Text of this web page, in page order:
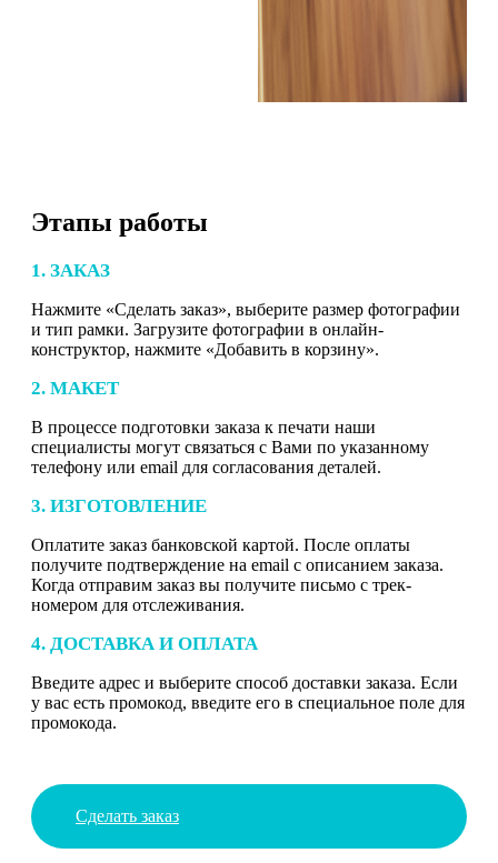
Этапы работы
1. ЗАКАЗ
Нажмите «Сделать заказ», выберите размер фотографии
и тип рамки. Загрузите фотографии в онлайн-
конструктор, нажмите «Добавить в корзину».
2. МАКЕТ
В процессе подготовки заказа к печати наши
специалисты могут связаться с Вами по указанному
телефону или email для согласования деталей.
3. ИЗГОТОВЛЕНИЕ
Оплатите заказ банковской картой. После оплаты
получите подтверждение на email с описанием заказа.
Когда отправим заказ вы получите письмо с трек-
номером для отслеживания.
4. ДОСТАВКА И ОПЛАТА
Введите адрес и выберите способ доставки заказа. Если
у вас есть промокод, введите его в специальное поле для
промокода.
Сделать заказ